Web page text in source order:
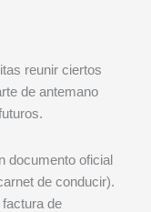
reunir ciertos
de antemano
documento oficial
de conducir).
factura de